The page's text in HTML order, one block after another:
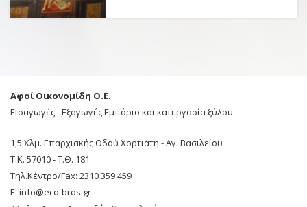
Αφοί Οικονομίδη Ο.Ε.
Εισαγωγές - Εξαγωγές Εμπόριο και κατεργασία ξύλου
1,5 Χλμ. Επαρχιακής Οδού Χορτιάτη - Αγ. Βασιλείου
Τ.Κ. 57010 - Τ.Θ. 181
Τηλ.Κέντρο/Fax: 2310 359 459
Ε: info@eco-bros.gr